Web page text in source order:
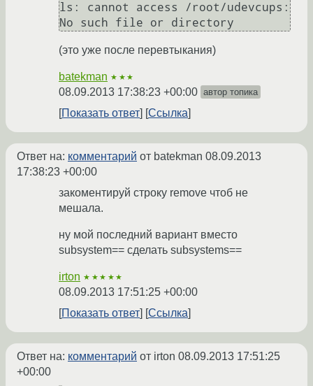
ls: cannot access /root/udevcups:
No such file or directory
(это уже после перевтыкания)
batekman ★★★
08.09.2013 17:38:23 +00:00 автор топика
Показать ответ Ссылка
Ответ на: комментарий от batekman 08.09.2013
17:38:23 +00:00
закоментируй строку remove чтоб не
мешала.
ну мой последний вариант вместо
subsystem== сделать subsystems==
irton ★★★★★
08.09.2013 17:51:25 +00:00
Показать ответ
Ссылка
Ответ на: комментарий от irton 08.09.2013 17:51:25
+00:00